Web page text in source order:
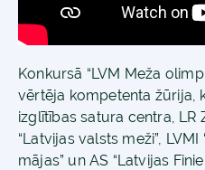
Konkursā “LVM Meža
vērtēja kompetenta žūrija,
izglītības satura centra, LR
“Latvijas valsts meži”, LVMI
mājas” un AS “Latvijas